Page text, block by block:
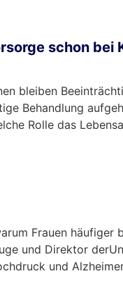
schon bei
bleiben
Behandlung
Rolle das
Frauen häufiger
und Direktor
und